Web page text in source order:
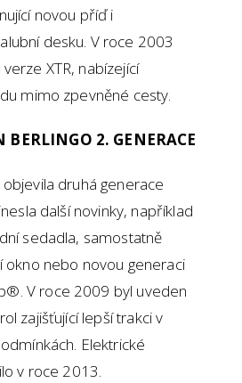
novou příď i
desku. V roce 2003
XTR, nabízející
mimo zpevněné cesty.
BERLINGO 2. GENERACE
druhá generace
další novinky, například
sedadla, samostatně
okno nebo novou generaci
V roce 2009 byl uveden
zajišťující lepší trakci v
Elektrické
v roce 2013.